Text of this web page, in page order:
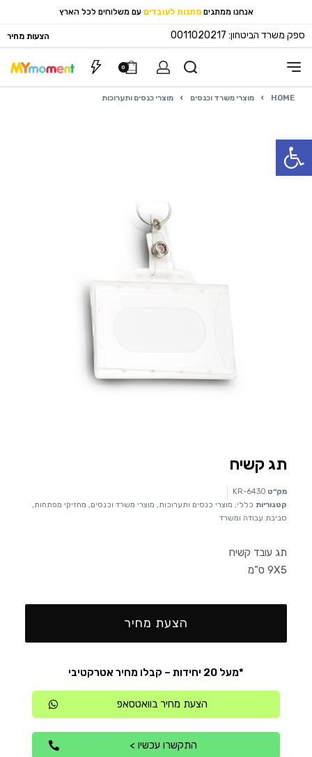
פתח סרגל נגישות
אנחנו ממתגים מתנות לעובדים עם משלוחים לכל הארץ
ספק משרד הביטחון: 0011020217 הצעות מחיר
0
HOME
› מוצרי משרד וכנסים › מוצרי כנסים ותערוכות
תג קשיח
מק״ט KR-6430
קטגוריות כללי, מוצרי כנסים ותערוכות, מוצרי משרד וכנסים, מחזיקי מפתחות,
סביבת עבודה ומשרד
תג עובד קשיח
9X5 ס”מ
הצעת מחיר
*מעל 20 יחידות – קבלו מחיר אטרקטיבי
הצעת מחיר בוואטסאפ
התקשרו עכשיו >